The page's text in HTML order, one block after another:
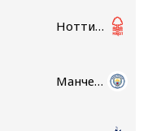
Ноттингем Форест
Манчестер Сити